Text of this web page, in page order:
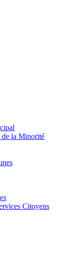
de la Minorité
Citoyens